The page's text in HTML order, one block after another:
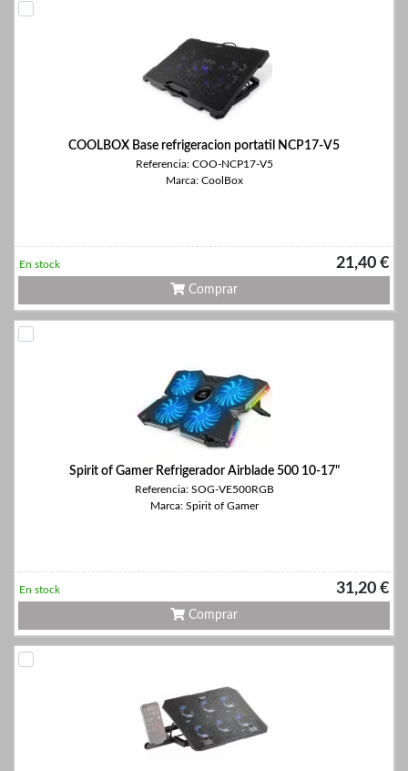
COOLBOX Base refrigeracion portatil NCP17-V5
Referencia: COO-NCP17-V5
Marca: CoolBox
21,40 €
En stock
Comprar
Spirit of Gamer Refrigerador Airblade 500 10-17"
Referencia: SOG-VE500RGB
Marca: Spirit of Gamer
31,20 €
En stock
Comprar